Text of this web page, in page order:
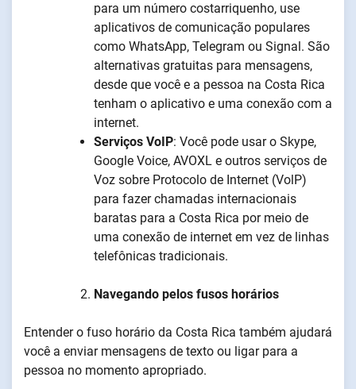
para um número costarriquenho, use
aplicativos de comunicação populares
como WhatsApp, Telegram ou Signal. São
alternativas gratuitas para mensagens,
desde que você e a pessoa na Costa Rica
tenham o aplicativo e uma conexão com a
internet.
Serviços VoIP: Você pode usar o Skype,
Google Voice, AVOXL e outros serviços de
Voz sobre Protocolo de Internet (VolP)
para fazer chamadas internacionais
baratas para a Costa Rica por meio de
uma conexão de internet em vez de linhas
telefônicas tradicionais.
Navegando pelos fusos horários
Entender o fuso horário da Costa Rica também ajudará
você a enviar mensagens de texto ou ligar para a
pessoa no momento apropriado.